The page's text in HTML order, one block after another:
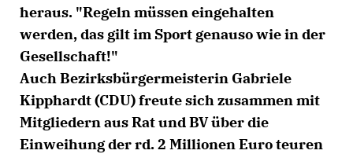
heraus. "Regeln müssen eingehalten
werden, das gilt im Sport genauso wie in der
Gesellschaft!"
Auch Bezirksbürgermeisterin Gabriele
Kipphardt (CDU) freute sich zusammen mit
Mitgliedern aus Rat und BV über die
Einweihung der rd. 2 Millionen Euro teuren